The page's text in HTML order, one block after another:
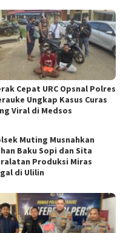
Cepat URC Opsnal Polres
Ungkap Kasus Curas
Viral di Medsos
Muting Musnahkan
Baku Sopi dan Sita
Produksi Miras
di Ulilin